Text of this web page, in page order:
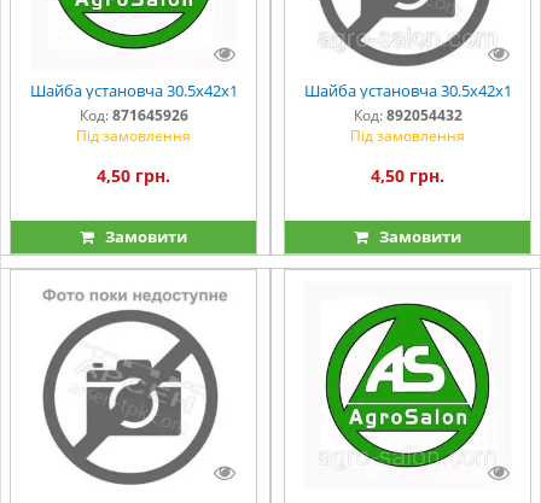
Шайба установча 30.5х42х1
Код: 871645926
Під замовлення
4,50 грн.
Замовити
Шайба установча 30.5х42х1
Код: 892054432
Під замовлення
4,50 грн.
Замовити